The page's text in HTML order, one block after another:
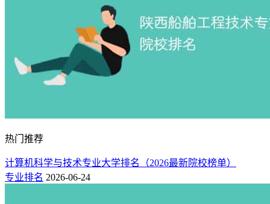
热门推荐
计算机科学与技术专业大学排名（2026最新院校榜单）
专业排名 2026-06-24